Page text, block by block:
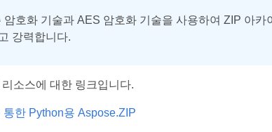
호화 기술과 AES 암호화 기술을 사용하여 ZIP 아
강력합니다.
소스에 대한 링크입니다.
통한 Python용 Aspose.ZIP